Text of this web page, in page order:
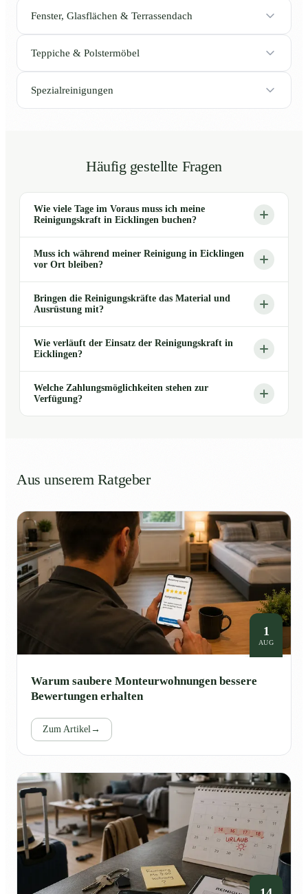
Fenster, Glasflächen & Terrassendach
Teppiche & Polstermöbel
Spezialreinigungen
Häufig gestellte Fragen
Wie viele Tage im Voraus muss ich meine
Reinigungskraft in Eicklingen buchen?
Muss ich während meiner Reinigung in Eicklingen
vor Ort bleiben?
Bringen die Reinigungskräfte das Material und
Ausrüstung mit?
Wie verläuft der Einsatz der Reinigungskraft in
Eicklingen?
Welche Zahlungsmöglichkeiten stehen zur
Verfügung?
Aus unserem Ratgeber
1
AUG
Warum saubere Monteurwohnungen bessere
Bewertungen erhalten
Zum Artikel→